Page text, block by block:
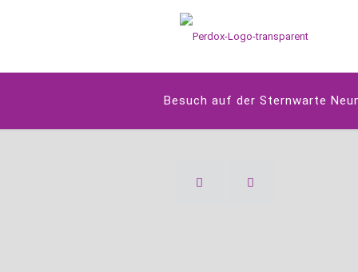
Besuch auf der Sternwarte